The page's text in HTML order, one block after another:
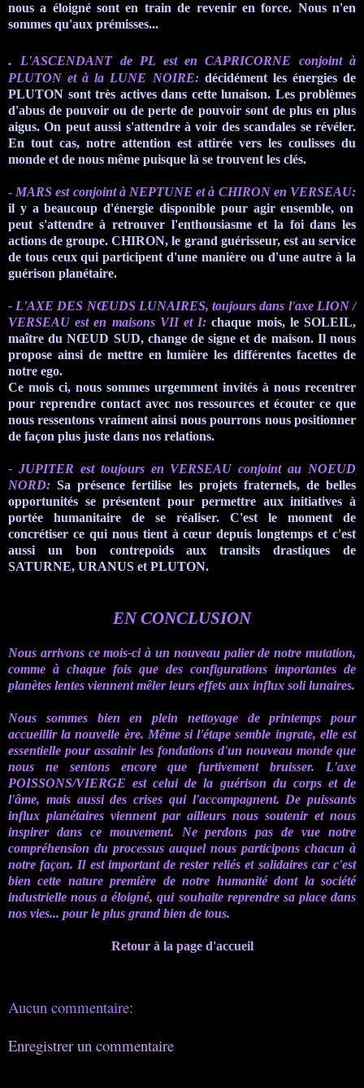
nous a éloigné sont en train de revenir en force. Nous n'en
sommes qu'aux prémisses...
. L'ASCENDANT de PL est en CAPRICORNE conjoint à
PLUTON et à la LUNE NOIRE: décidémentles énergies de
PLUTON sont très actives dans cette lunaison. Les problèmes
d'abus de pouvoir ou de perte de pouvoirsont de plus en plus
aigus. On peut aussi s'attendre à voir des scandales se révéler.
En tout cas, notre attention est attirée vers les coulisses du
monde et de nous même puisque là se trouvent les clés.
- MARS est conjoint à NEPTUNE et à CHIRON en VERSEAU:
il y a beaucoup d'énergie disponible pour agir ensemble, on
peut s'attendre à retrouver l'enthousiasme et la foi dans les
actions de groupe. CHIRON, le grand guérisseur, est au service
de tous ceux qui participent d'une manière ou d'une autre à la
guérison planétaire.
- L'AXE DES NŒUDS LUNAIRES, toujours dans l'axe LION /
VERSEAUest en maisons VII et I:chaque mois, le SOLEIL,
maître du NŒUD SUD, change de signe et de maison. Il nous
propose ainsi de mettre en lumièreles différentes facettes de
notre ego.
Ce mois ci, nous sommes urgemment invités à nous recentrer
pour reprendre contact avec nos ressources et écouter ce que
nous ressentons vraiment ainsi nous pourrons nous positionner
de façon plus juste dans nos relations.
- JUPITER est toujours en VERSEAU conjoint au NOEUD
NORD:Sa présence fertilise les projets fraternels, de belles
opportunités se présentent pour permettre aux initiatives à
portée humanitaire de se réaliser. C'est le moment de
concrétiser ce qui nous tient à cœur depuis longtemps et c'est
aussi un bon contrepoids aux transits drastiques de
SATURNE, URANUS et PLUTON.
EN CONCLUSION
Nous arrivons cemois-cià un nouveau palierde notre mutation,
comme à chaque fois que des configurations importantes de
planètes lentes viennent mêler leurs effets aux influx soli lunaires.
Nous sommes bien en plein nettoyage de printemps pour
accueillir la nouvelle ère. Même si l'étape semble ingrate, elle est
essentielle pour assainir les fondations d'un nouveau monde que
nous ne sentons encore que furtivementbruisser. L'axe
POISSONS/VIERGE est celui de la guérison du corps et de
l'âme, mais aussi des crises qui l'accompagnent. De puissants
influx planétaires viennent par ailleurs nous soutenir et nous
inspirer dans ce mouvement. Ne perdons pas de vue notre
compréhension du processus auquel nous participons chacun à
notre façon. Il est important de rester reliés et solidaires car c'est
bien cette nature première de notre humanité dont la société
industrielle nous a éloigné, qui souhaite reprendre sa place dans
nos vies... pour le plus grand bien de tous.
Retour à la page d'accueil
Aucun commentaire:
Enregistrer un commentaire